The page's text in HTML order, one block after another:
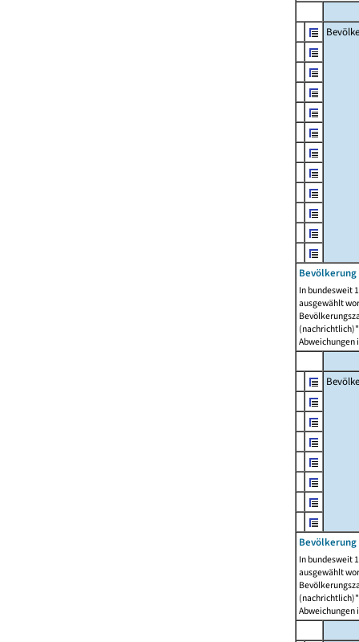
In bundesweit
ausgewählt
Abweichungen
In bundesweit
ausgewählt
Abweichungen